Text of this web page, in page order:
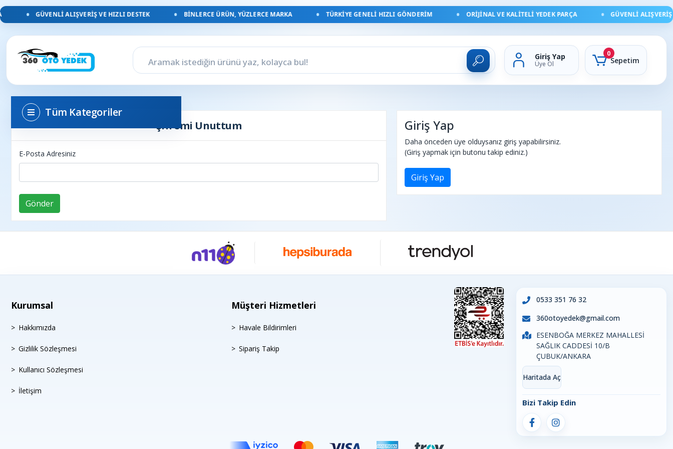
GÜVENLI ALIŞVERIŞ VE HIZLI DESTEK BINLERCE ÜRÜN, YÜZLERCE MARKA TÜRKIYE GENELI HIZLI GÖNDERIM ORIJINAL VE KALITELI YEDEK PARÇA GÜVENLI ALIŞVERIŞ
Giriş Yap
Üye Ol
0
Sepetim
Tüm Kategoriler
Şifremi Unuttum
E-Posta Adresiniz
Gönder
Giriş Yap
Daha önceden üye olduysanız giriş yapabilirsiniz.
(Giriş yapmak için butonu takip ediniz.)
Giriş Yap
Kurumsal
Hakkımızda
Gizlilik Sözleşmesi
Kullanıcı Sözleşmesi
İletişim
Müşteri Hizmetleri
Havale Bildirimleri
Sipariş Takip
0533 351 76 32
360otoyedek@gmail.com
ESENBOĞA MERKEZ MAHALLESİ
SAĞLIK CADDESİ 10/B
ÇUBUK/ANKARA
Haritada Aç
Bizi Takip Edin